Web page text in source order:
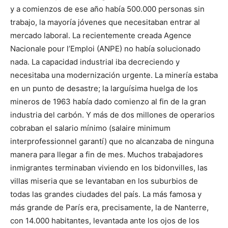
y a comienzos de ese año había 500.000 personas sin
trabajo, la mayoría jóvenes que necesitaban entrar al
mercado laboral. La recientemente creada Agence
Nacionale pour l’Emploi (ANPE) no había solucionado
nada. La capacidad industrial iba decreciendo y
necesitaba una modernización urgente. La minería estaba
en un punto de desastre; la larguísima huelga de los
mineros de 1963 había dado comienzo al fin de la gran
industria del carbón. Y más de dos millones de operarios
cobraban el salario mínimo (salaire minimum
interprofessionnel garantí) que no alcanzaba de ninguna
manera para llegar a fin de mes. Muchos trabajadores
inmigrantes terminaban viviendo en los bidonvilles, las
villas miseria que se levantaban en los suburbios de
todas las grandes ciudades del país. La más famosa y
más grande de París era, precisamente, la de Nanterre,
con 14.000 habitantes, levantada ante los ojos de los